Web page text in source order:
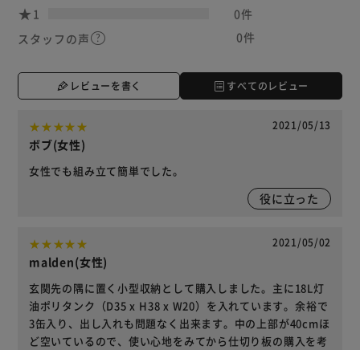
1
0件
スタッフの声
0件
レビューを書く すべてのレビュー
2021/05/13
ボブ(女性)
女性でも組み立て簡単でした。
役に立った
2021/05/02
malden(女性)
玄関先の隅に置く小型収納として購入しました。主に18L灯
油ポリタンク（D35 x H38 x W20）を入れています。余裕で
3缶入り、出し入れも問題なく出来ます。中の上部が40cmほ
ど空いているので、使い心地をみてから仕切り板の購入を考